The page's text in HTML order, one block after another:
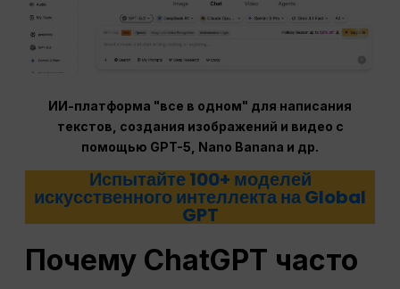
ИИ-платформа "все в одном" для написания
текстов, создания изображений и видео с
помощью GPT-5, Nano Banana и др.
Испытайте 100+ моделей
искусственного интеллекта на Global
GPT
Почему ChatGPT часто